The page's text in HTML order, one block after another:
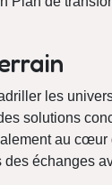
les
solutions
au
échanges